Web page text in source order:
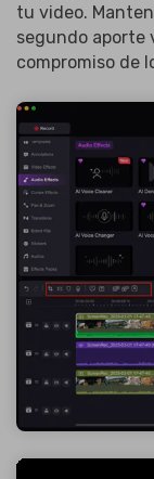
tu video.
segundo aporte
compromiso de